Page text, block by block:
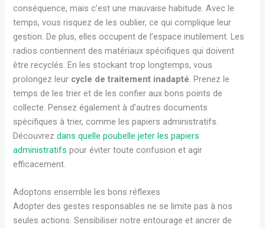
conséquence, mais c’est une mauvaise habitude. Avec le
temps, vous risquez de les oublier, ce qui complique leur
gestion. De plus, elles occupent de l’espace inutilement. Les
radios contiennent des matériaux spécifiques qui doivent
être recyclés. En les stockant trop longtemps, vous
prolongez leur cycle de traitement inadapté . Prenez le
temps de les trier et de les confier aux bons points de
collecte. Pensez également à d’autres documents
spécifiques à trier, comme les papiers administratifs.
Découvrezdans quelle poubelle jeter les papiers
administratifs pour éviter toute confusion et agir
efficacement.
Adoptons ensemble les bons réflexes
Adopter des gestes responsables ne se limite pas à nos
seules actions. Sensibiliser notre entourage et ancrer de